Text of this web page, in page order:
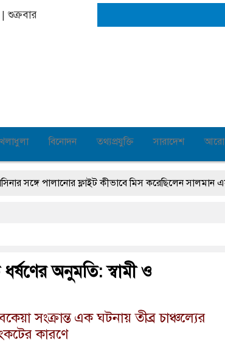
|শুক্রবার
বিনোদন তথ্যপ্রযুক্তি সারাদেশ আরো
পালানোর ফ্লাইট কীভাবে মিস করেছিলেন সালমান এফ রহমান
ধর্ষণের অনুমতি: স্বামী ও
সংক্রান্ত এক ঘটনায় তীব্র চাঞ্চল্যের
কারণে